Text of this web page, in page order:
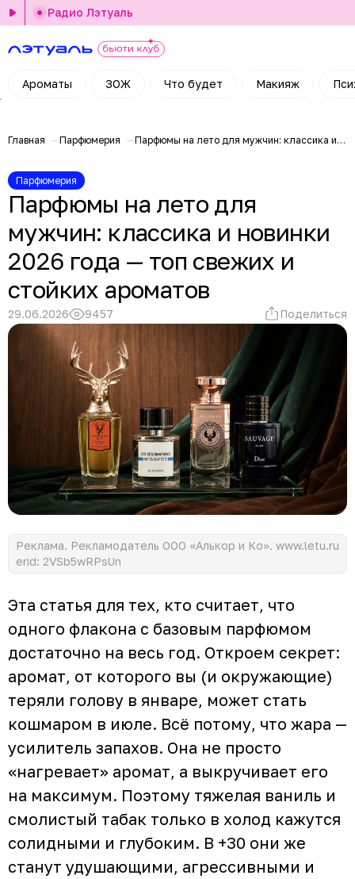
Ароматы ЗОЖ Что будет Макияж
Радио Лэтуаль
Главная Парфюмерия Парфюмы на лето для мужчин: классика и новинки 2026 года — топ свежих и стойких ароматов
Парфюмерия
Парфюмы на лето для
мужчин: классика и новинки
2026 года — топ свежих и
стойких ароматов
29.06.2026 9457 Поделиться
Реклама. Рекламодатель ООО «Алькор и Ко». www.letu.ru
erid: 2VSb5wRPsUn
Эта статья для тех, кто считает, что
одного флакона с базовым парфюмом
достаточно на весь год. Откроем секрет:
аромат, от которого вы (и окружающие)
теряли голову в январе, может стать
кошмаром в июле. Всё потому, что жара —
усилитель запахов. Она не просто
«нагревает» аромат, а выкручивает его
на максимум. Поэтому тяжелая ваниль и
смолистый табак только в холод кажутся
солидными и глубоким. В +30 они же
станут удушающими, агрессивными и